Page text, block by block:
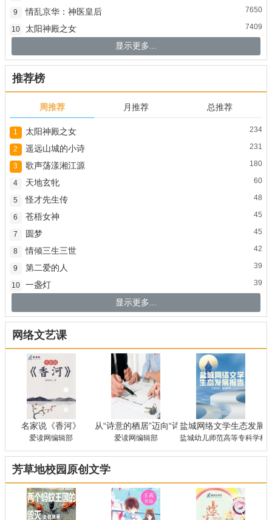
7650
9 情乱京华：神医皇后
7409
10
太阳神殿之女
显示更多...
推荐榜
周推荐 月推荐 总推荐
234
1 太阳神殿之女
231
2 遥远山城的小诗
180
3 歌声荡漾湘江源
60
4 天地玄牝
48
5 怪才先生传
45
6 苍梧女神
45
7 圆梦
42
8 情倾三生三世
39
9 第二爱的人
39
10
一盏灯
显示更多...
网络文艺课
名家说《香河》
爱读网编辑部
从“诗意的栖居”迈向“诗意生存”——对张谡《
爱读网编辑部
盐城网络文学生态发展
盐城幼儿师范高等专科学校
芳草地校园原创文学